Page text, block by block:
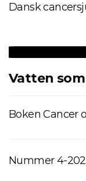
Dansk
Vatten
Boken Cancer
Nummer 4-